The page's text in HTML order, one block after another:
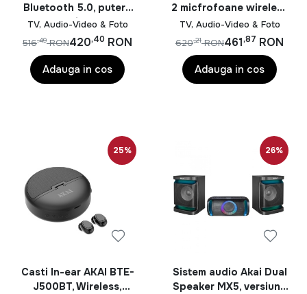
Bluetooth 5.0, putere
RMS 40W, intrare AUX
de 3,5 mm, timp de
ore, baterie 7.4V,
3600mAh consum de
TV, Audio-Video & Foto
420,40 RON
516,49 RON
Adauga in cos
2 micfrofoane wireless
IPX6-80W
TV, Audio-Video & Foto
461,87 RON
620,21 RON
Adauga in cos
25%
Casti In-ear AKAI BTE-
J500BT, Wireless,
26%
Sistem audio Akai Dual
Speaker MX5, versiune